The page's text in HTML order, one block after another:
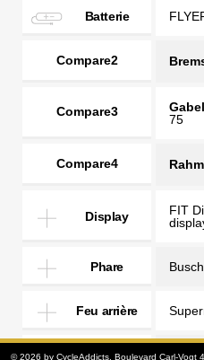
Batterie
Compare2
Compare3 Gabel
75
Compare4
Display
FIT
Phare
Feu arrière
Cadre
© 2026 by CycleAddicts, Boulevard Carl-Vogt